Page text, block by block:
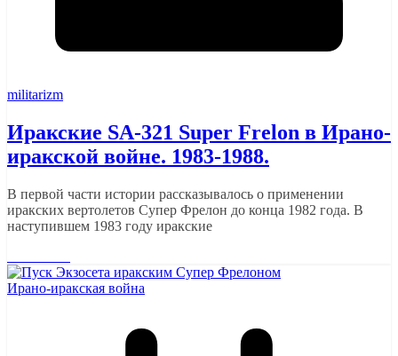
militarizm
Иракские SA-321 Super Frelon в Ирано-
иракской войне. 1983-1988.
В первой части истории рассказывалось о применении
иракских вертолетов Супер Фрелон до конца 1982 года. В
наступившем 1983 году иракские
Ирано-иракская война